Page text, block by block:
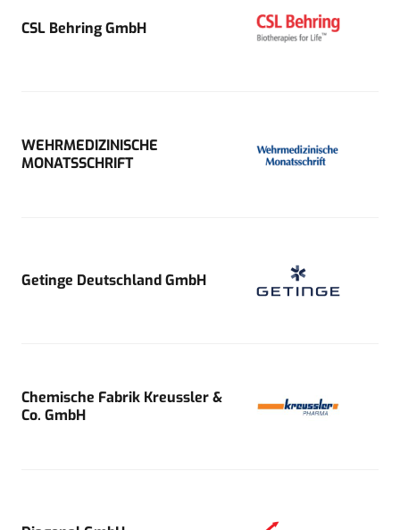
CSL Behring GmbH
WEHRMEDIZINISCHE
MONATSSCHRIFT
Getinge Deutschland GmbH
Chemische Fabrik Kreussler &
Co. GmbH